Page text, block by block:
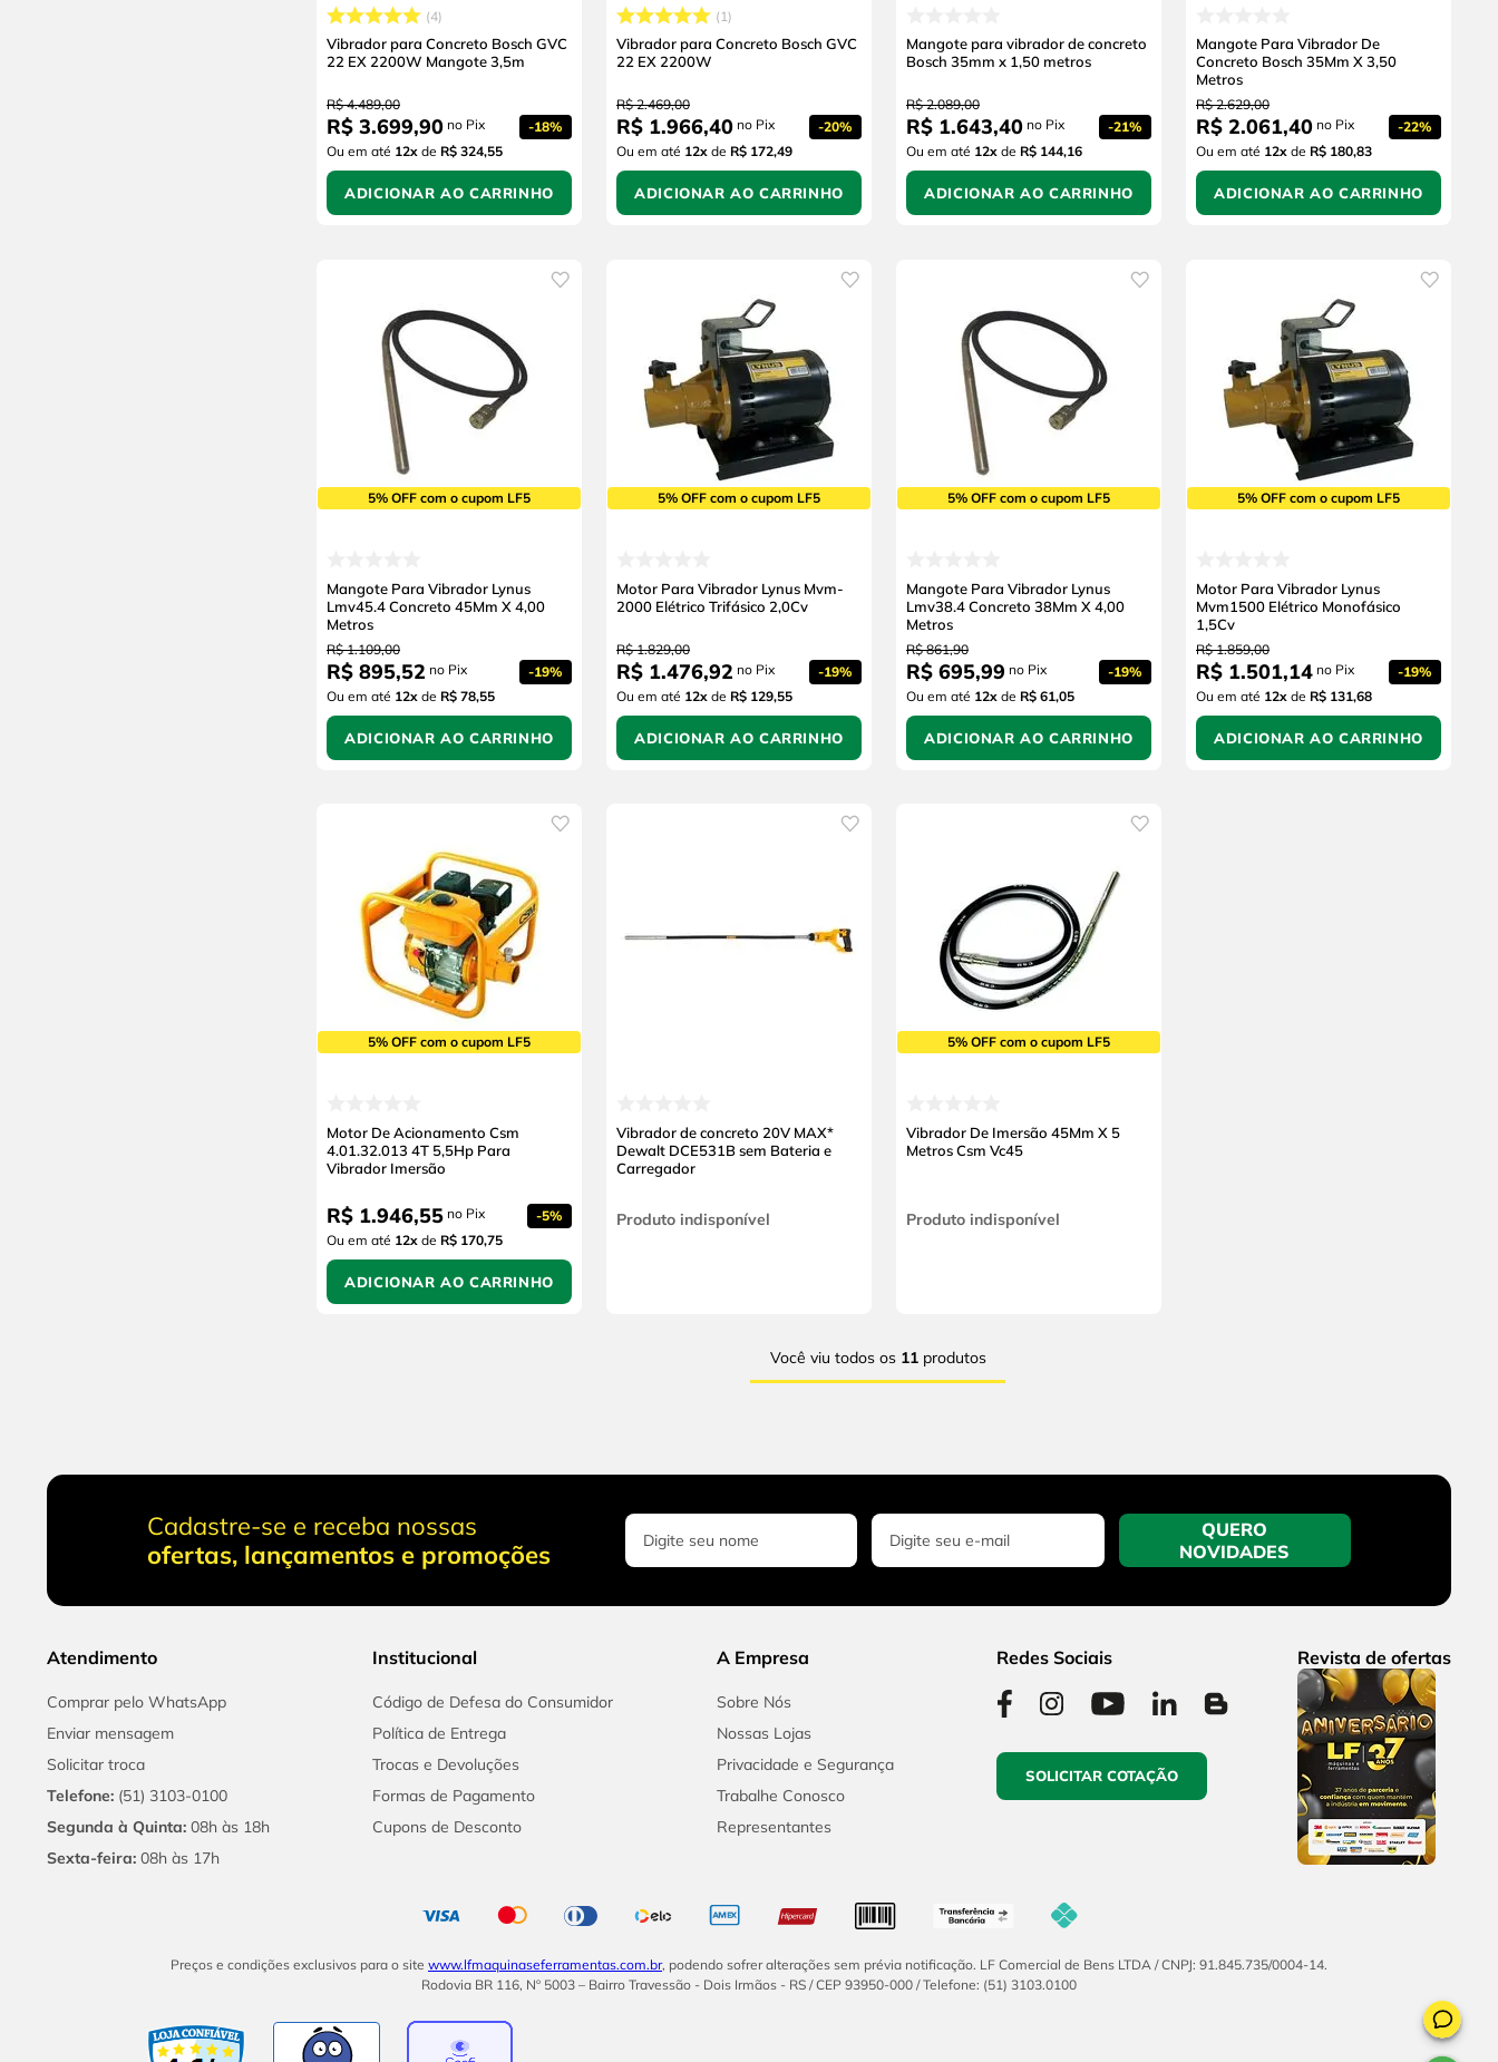
4
Vibrador para Concreto Bosch GVC
22 EX 2200W Mangote 3,5m
R$ 4.489,00
R$ 3.699,90 no Pix -18%
Ou em até 12x de R$ 324,55
ADICIONAR AO CARRINHO
1
Vibrador para Concreto Bosch GVC
22 EX 2200W
R$ 2.469,00
R$ 1.966,40 no Pix -20%
Ou em até 12x de R$ 172,49
ADICIONAR AO CARRINHO
Mangote para vibrador de concreto
Bosch 35mm x 1,50 metros
R$ 2.089,00
R$ 1.643,40 no Pix -21%
Ou em até 12x de R$ 144,16
ADICIONAR AO CARRINHO
Mangote Para Vibrador De
Concreto Bosch 35Mm X 3,50
Metros
R$ 2.629,00
R$ 2.061,40 no Pix -22%
Ou em até 12x de R$ 180,83
ADICIONAR AO CARRINHO
5% OFF com o cupom LF5
Mangote Para Vibrador Lynus
Lmv45.4 Concreto 45Mm X 4,00
Metros
R$ 1.109,00
R$ 895,52 no Pix -19%
Ou em até 12x de R$ 78,55
ADICIONAR AO CARRINHO
5% OFF com o cupom LF5
Motor Para Vibrador Lynus Mvm-
2000 Elétrico Trifásico 2,0Cv
R$ 1.829,00
R$ 1.476,92 no Pix -19%
Ou em até 12x de R$ 129,55
ADICIONAR AO CARRINHO
5% OFF com o cupom LF5
Mangote Para Vibrador Lynus
Lmv38.4 Concreto 38Mm X 4,00
Metros
R$ 861,90
R$ 695,99 no Pix -19%
Ou em até 12x de R$ 61,05
ADICIONAR AO CARRINHO
5% OFF com o cupom LF5
Motor Para Vibrador Lynus
Mvm1500 Elétrico Monofásico
1,5Cv
R$ 1.859,00
R$ 1.501,14 no Pix -19%
Ou em até 12x de R$ 131,68
ADICIONAR AO CARRINHO
5% OFF com o cupom LF5
Motor De Acionamento Csm
4.01.32.013 4T 5,5Hp Para
Vibrador Imersão
R$ 1.946,55 no Pix -5%
Ou em até 12x de R$ 170,75
ADICIONAR AO CARRINHO
Vibrador de concreto 20V MAX*
Dewalt DCE531B sem Bateria e
Carregador
Produto indisponível
5% OFF com o cupom LF5
Vibrador De Imersão 45Mm X 5
Metros Csm Vc45
Produto indisponível
Você viu todos os 11produtos
Cadastre-se e receba nossas
ofertas, lançamentos e promoções
QUERO
NOVIDADES
Atendimento
Comprar pelo WhatsApp
Enviar mensagem
Solicitar troca
Telefone: (51) 3103-0100
Segunda à Quinta: 08h às 18h
Sexta-feira: 08h às 17h
Institucional
Código de Defesa do Consumidor
Política de Entrega
Trocas e Devoluções
Formas de Pagamento
Cupons de Desconto
A Empresa
Sobre Nós
Nossas Lojas
Privacidade e Segurança
Trabalhe Conosco
Representantes
Redes Sociais
SOLICITAR COTAÇÃO
Revista de ofertas
Preços e condições exclusivos para o site www.lfmaquinaseferramentas.com.br, podendo sofrer alterações sem prévia notificação. LF Comercial de Bens LTDA / CNPJ: 91.845.735/0004-14.
Rodovia BR 116, Nº 5003 – Bairro Travessão - Dois Irmãos - RS / CEP 93950-000 / Telefone: (51) 3103.0100